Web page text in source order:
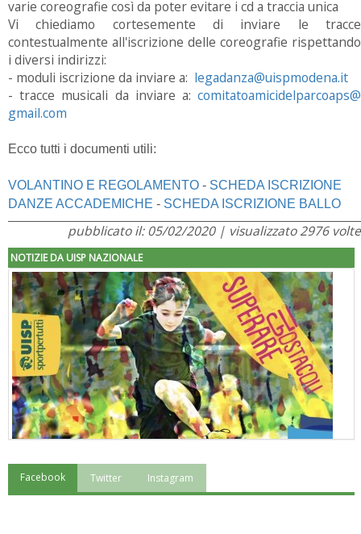
varie coreografie così da poter evitare i cd a traccia unica
Vi chiediamo cortesemente di inviare le tracce
contestualmente all'iscrizione delle coreografie rispettando
i diversi indirizzi:
- moduli iscrizione da inviare a: legadanza@uispmodena.it
- tracce musicali da inviare a: comitatoamicidelparcoaps@
gmail.com
Ecco tutti i documenti utili:
VOLANTINO E REGOLAMENTO - SCHEDA ISCRIZIONE
DANZE ACCADEMICHE - SCHEDA ISCRIZIONE BALLO
pubblicato il: 05/02/2020 | visualizzato 2976 volte
NOTIZIE DA UISP NAZIONALE
"Superare gli ostacoli": la relazione di Tiziano Pesce al CN Uisp
Facebook Twitter Instagram